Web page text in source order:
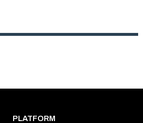
PLATFORM